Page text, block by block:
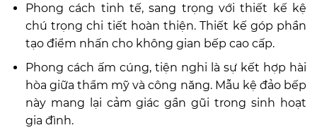
Phong cách tinh tế, sang trọng với thiết kế kệ
chú trọng chi tiết hoàn thiện. Thiết kế góp phần
tạo điểm nhấn cho không gian bếp cao cấp.
Phong cách ấm cúng, tiện nghi là sự kết hợp hài
hòa giữa thẩm mỹ và công năng. Mẫu kệ đảo bếp
này mang lại cảm giác gần gũi trong sinh hoạt
gia đình.